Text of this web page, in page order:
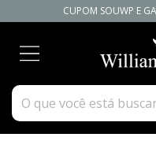
CUPOM SOUWP E